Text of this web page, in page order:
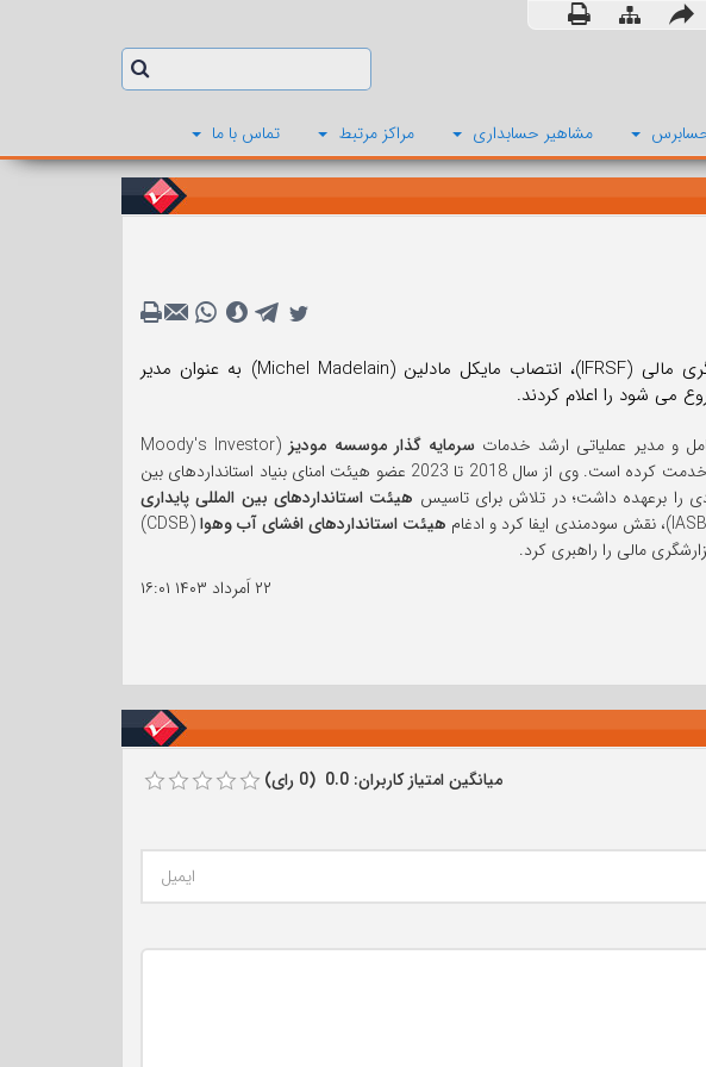
مشاهیر حسابداری مراکز مرتبط تماس با ما
اعضای هیئت امنای بنیاد استانداردهای بین المللی گزارشگری مالی (IFRSF)، انتصاب مایکل مادلین (Michel Madelain) به عنوان مدیر
و مدیر عملیاتی ارشد خدمات سرمایه گذار موسسه مودیز (Moody's Investor
(EY France) خدمت کرده است. وی از سال 2018 تا 2023 عضو هیئت امنای بنیاد استانداردهای بین
را برعهده داشت؛ در تلاش برای تاسیس هیئت استانداردهای بین المللی پایداری
هیئت استانداردهای افشای آب وهوا
(CDSB)
۲۲ اَمرداد ۱۴۰۳
۱۶:۰۱
میانگین امتیاز کاربران: 0.0 (0 رای)